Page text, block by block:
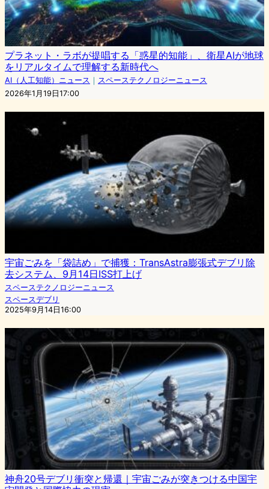
プラネット・ラボが提唱する「惑星的知能」、衛星AIが地球
をリアルタイムで理解する新時代へ
AI（人工知能）ニュース ｜ スペーステクノロジーニュース
2026年1月19日17:00
宇宙ごみを「袋詰め」で捕獲：TransAstra膨張式デブリ除
去システム、9月14日ISS打上げ
スペーステクノロジーニュース
スペースデブリ
2025年9月14日16:00
神舟20号デブリ衝突と帰還｜宇宙ごみが突きつける中国宇